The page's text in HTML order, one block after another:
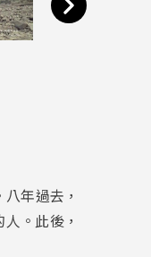
年過去，
。此後，